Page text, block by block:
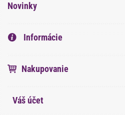
Novinky
Informácie
Nakupovanie
Váš účet